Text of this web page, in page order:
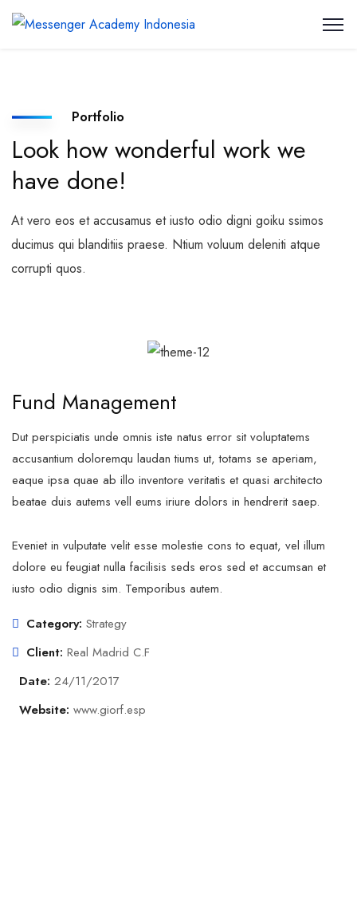
Portfolio
Look how wonderful work we
have done!
At vero eos et accusamus et iusto odio digni goiku ssimos
ducimus qui blanditiis praese. Ntium voluum deleniti atque
corrupti quos.
Fund Management
Dut perspiciatis unde omnis iste natus error sit voluptatems
accusantium doloremqu laudan tiums ut, totams se aperiam,
eaque ipsa quae ab illo inventore veritatis et quasi architecto
beatae duis autems vell eums iriure dolors in hendrerit saep.
Eveniet in vulputate velit esse molestie cons to equat, vel illum
dolore eu feugiat nulla facilisis seds eros sed et accumsan et
iusto odio dignis sim. Temporibus autem.
Category: Strategy
Client: Real Madrid C.F
Date: 24/11/2017
Website: www.giorf.esp